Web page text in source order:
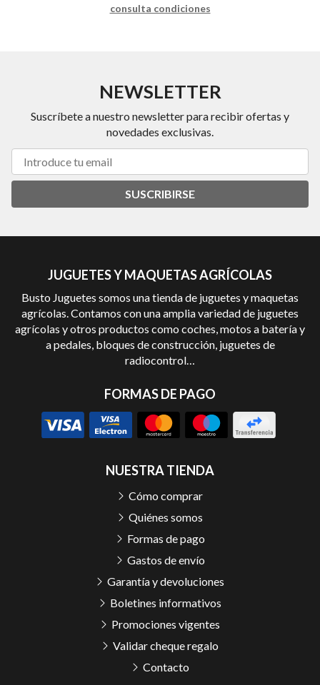
consulta condiciones
NEWSLETTER
Suscríbete a nuestro newsletter para recibir ofertas y
novedades exclusivas.
SUSCRIBIRSE
JUGUETES Y MAQUETAS AGRÍCOLAS
Busto Juguetes somos una tienda de juguetes y maquetas
agrícolas. Contamos con una amplia variedad de juguetes
agrícolas y otros productos como coches, motos a batería y
a pedales, bloques de construcción, juguetes de
radiocontrol…
FORMAS DE PAGO
NUESTRA TIENDA
Cómo comprar
Quiénes somos
Formas de pago
Gastos de envío
Garantía y devoluciones
Boletines informativos
Promociones vigentes
Validar cheque regalo
Contacto